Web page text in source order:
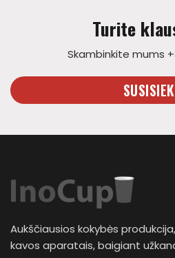
Turite
Skambinkite mums
Aukščiausios kokybės
kavos aparatais, baigiant